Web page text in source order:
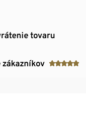
tovaru
zákazníkov